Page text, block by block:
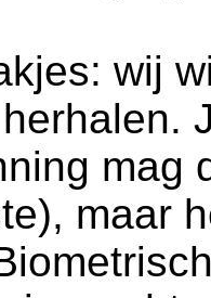
wij
mag
maar